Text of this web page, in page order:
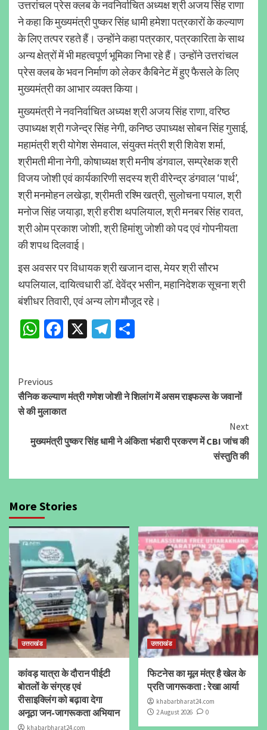
उत्तरांचल प्रेस क्लब के नवनिर्वाचित अध्यक्ष श्री अजय सिंह राणा
ने कहा कि मुख्यमंत्री पुष्कर सिंह धामी हमेशा पत्रकारों के कल्याण
के लिए तत्पर रहते हैं। उन्होंने कहा पत्रकार, पत्रकारिता के साथ
अन्य क्षेत्रों में भी महत्वपूर्ण भूमिका निभा रहे हैं। उन्होंने उत्तरांचल
प्रेस क्लब के भवन निर्माण को लेकर कैबिनेट में हुए फैसले के लिए
मुख्यमंत्री का आभार व्यक्त किया।
मुख्यमंत्री ने नवनिर्वाचित अध्यक्ष श्री अजय सिंह राणा, वरिष्ठ
उपाध्यक्ष श्री गजेन्द्र सिंह नेगी, कनिष्ठ उपाध्यक्ष सोबन सिंह गुसाई,
महामंत्री श्री योगेश सेमवाल, संयुक्त मंत्री श्री शिवेश शर्मा,
श्रीमती मीना नेगी, कोषाध्यक्ष श्री मनीष डंगवाल, सम्प्रेक्षक श्री
विजय जोशी एवं कार्यकारिणी सदस्य श्री वीरेन्द्र डंगवाल ‘पार्थ’,
श्री मनमोहन लखेड़ा, श्रीमती रश्मि खत्री, सुलोचना पयाल, श्री
मनोज सिंह जयाड़ा, श्री हरीश थपलियाल, श्री मनबर सिंह रावत,
श्री ओम प्रकाश जोशी, श्री हिमांशु जोशी को पद एवं गोपनीयता
की शपथ दिलवाई।
इस अवसर पर विधायक श्री खजान दास, मेयर श्री सौरभ
थपलियाल, दायित्वधारी डॉ. देवेंद्र भसीन, महानिदेशक सूचना श्री
बंशीधर तिवारी, एवं अन्य लोग मौजूद रहे।
WhatsApp
Facebook
X Telegram
Continue
Reading
Previous
सैनिक कल्याण मंत्री गणेश जोशी ने शिलांग में असम राइफल्स के जवानों
से की मुलाकात
Next
मुख्यमंत्री पुष्कर सिंह धामी ने अंकिता भंडारी प्रकरण में CBI जांच की
संस्तुति की
More Stories
उत्तराखंड
कांवड़ यात्रा के दौरान पीईटी
बोतलों के संग्रह एवं
रीसाइक्लिंग को बढ़ावा देगा
अनूठा जन-जागरूकता अभियान
khabarbharat24.com
उत्तराखंड
फिटनेस का मूल मंत्र है खेल के
प्रति जागरूकता : रेखा आर्या
khabarbharat24.com
2 August 2026
0